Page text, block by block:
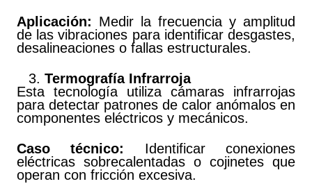
Aplicación: Medir la frecuencia y amplitud
de las vibraciones para identificar desgastes,
desalineaciones o fallas estructurales.
Termografía Infrarroja
Esta tecnología utiliza cámaras infrarrojas
para detectar patrones de calor anómalos en
componentes eléctricos y mecánicos.
Caso técnico:
Identificar conexiones
eléctricas sobrecalentadas o cojinetes que
operan con fricción excesiva.